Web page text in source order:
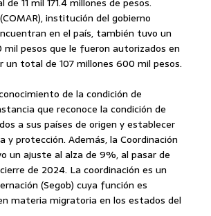
institución del gobierno
en el país, también tuvo un
mil pesos que le fueron autorizados en
un total de 107 millones 600 mil pesos.
de la condición de
que reconoce la condición de
a sus países de origen y establecer
y protección. Además, la Coordinación
un ajuste al alza de 9%, al pasar de
de 2024. La coordinación es un
(Segob) cuya función es
materia migratoria en los estados del